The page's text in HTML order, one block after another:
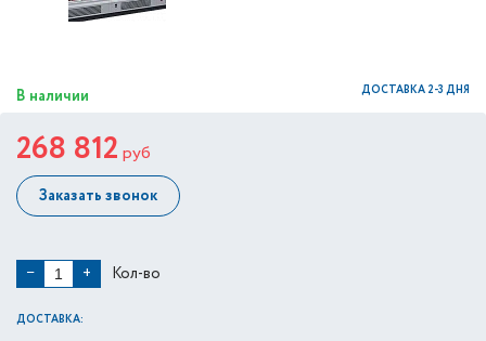
В наличии ДОСТАВКА 2-3 ДНЯ
268 812 руб
Заказать звонок
− + Кол-во
ДОСТАВКА: